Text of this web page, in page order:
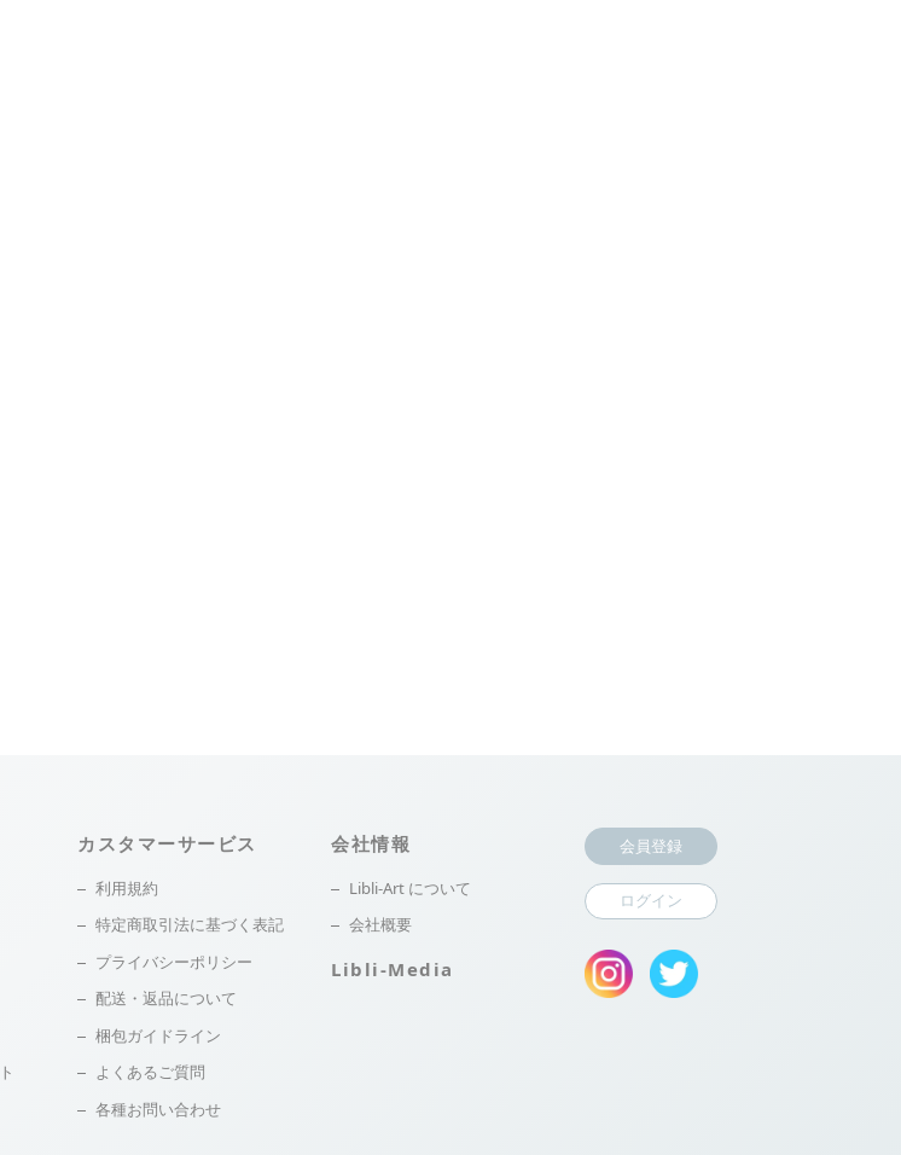
カスタマーサービス
利用規約
特定商取引法に基づく表記
プライバシーポリシー
配送・返品について
梱包ガイドライン
よくあるご質問
各種お問い合わせ
会社情報
Libli-Art について
会社概要
Libli-Media
会員登録
ログイン